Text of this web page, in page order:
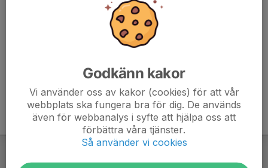
Godkänn kakor
Vi använder oss av kakor (cookies) för att vår
webbplats ska fungera bra för dig. De används
även för webbanalys i syfte att hjälpa oss att
förbättra våra tjänster.
Så använder vi cookies